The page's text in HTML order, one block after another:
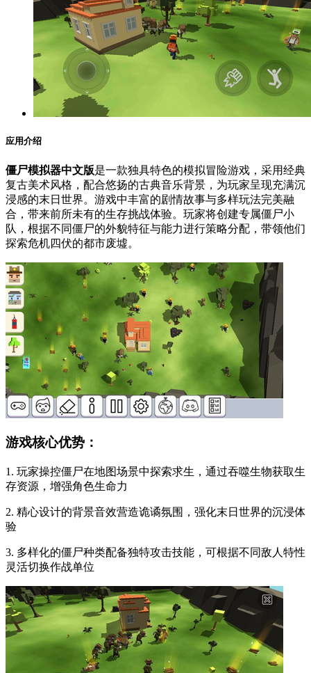
应用介绍
僵尸模拟器中文版是一款独具特色的模拟冒险游戏，采用经典
复古美术风格，配合悠扬的古典音乐背景，为玩家呈现充满沉
浸感的末日世界。游戏中丰富的剧情故事与多样玩法完美融
合，带来前所未有的生存挑战体验。玩家将创建专属僵尸小
队，根据不同僵尸的外貌特征与能力进行策略分配，带领他们
探索危机四伏的都市废墟。
游戏核心优势：
1. 玩家操控僵尸在地图场景中探索求生，通过吞噬生物获取生
存资源，增强角色生命力
2. 精心设计的背景音效营造诡谲氛围，强化末日世界的沉浸体
验
3. 多样化的僵尸种类配备独特攻击技能，可根据不同敌人特性
灵活切换作战单位